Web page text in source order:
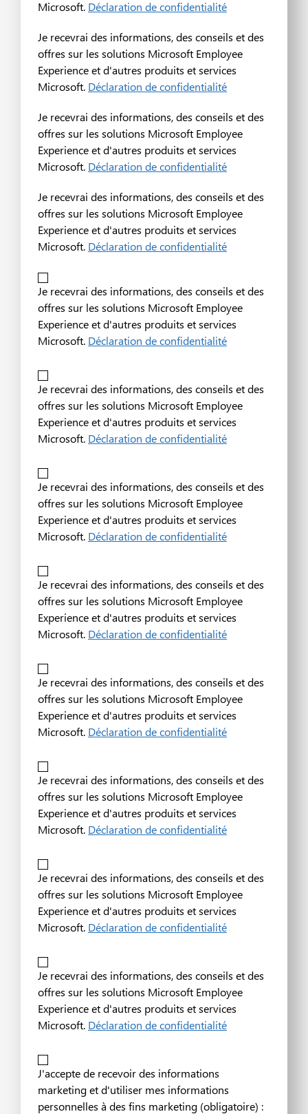
Microsoft. Déclaration de confidentialité
Je recevrai des informations, des conseils et des
offres sur les solutions Microsoft Employee
Experience et d'autres produits et services
Microsoft. Déclaration de confidentialité
Je recevrai des informations, des conseils et des
offres sur les solutions Microsoft Employee
Experience et d'autres produits et services
Microsoft. Déclaration de confidentialité
Je recevrai des informations, des conseils et des
offres sur les solutions Microsoft Employee
Experience et d'autres produits et services
Microsoft. Déclaration de confidentialité
Je recevrai des informations, des conseils et des
offres sur les solutions Microsoft Employee
Experience et d'autres produits et services
Microsoft. Déclaration de confidentialité
Je recevrai des informations, des conseils et des
offres sur les solutions Microsoft Employee
Experience et d'autres produits et services
Microsoft. Déclaration de confidentialité
Je recevrai des informations, des conseils et des
offres sur les solutions Microsoft Employee
Experience et d'autres produits et services
Microsoft. Déclaration de confidentialité
Je recevrai des informations, des conseils et des
offres sur les solutions Microsoft Employee
Experience et d'autres produits et services
Microsoft. Déclaration de confidentialité
Je recevrai des informations, des conseils et des
offres sur les solutions Microsoft Employee
Experience et d'autres produits et services
Microsoft. Déclaration de confidentialité
Je recevrai des informations, des conseils et des
offres sur les solutions Microsoft Employee
Experience et d'autres produits et services
Microsoft. Déclaration de confidentialité
Je recevrai des informations, des conseils et des
offres sur les solutions Microsoft Employee
Experience et d'autres produits et services
Microsoft. Déclaration de confidentialité
Je recevrai des informations, des conseils et des
offres sur les solutions Microsoft Employee
Experience et d'autres produits et services
Microsoft. Déclaration de confidentialité
J'accepte de recevoir des informations
marketing et d'utiliser mes informations
personnelles à des fins marketing (obligatoire) :